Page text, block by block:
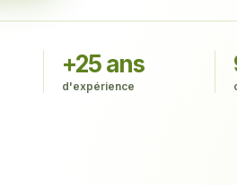
+25 ans
d'expérience